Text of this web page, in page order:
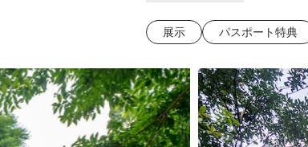
展示 パスポート特典